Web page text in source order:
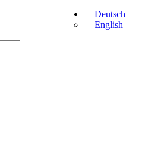
Deutsch
English